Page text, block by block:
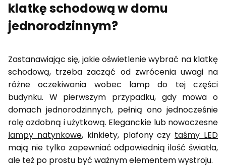
klatkę schodową w domu
jednorodzinnym?
Zastanawiając się, jakie oświetlenie wybrać na klatkę
schodową, trzeba zacząć od zwrócenia uwagi na
różne oczekiwania wobec lamp do tej części
budynku. W pierwszym przypadku, gdy mowa o
domach jednorodzinnych, pełnią ono jednocześnie
rolę ozdobną i użytkową. Eleganckie lub nowoczesne
lampy natynkowe, kinkiety, plafony czy taśmy LED
mają nie tylko zapewniać odpowiednią ilość światła,
ale też po prostu być ważnym elementem wystroju.